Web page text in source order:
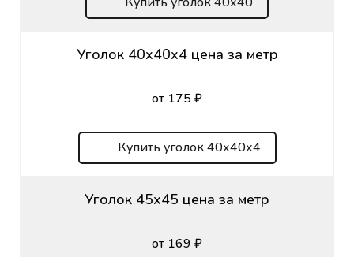
Уголок 40х40х4 цена за метр
от 175 ₽
Купить уголок 40х40х4
Уголок 45х45 цена за метр
от 169 ₽